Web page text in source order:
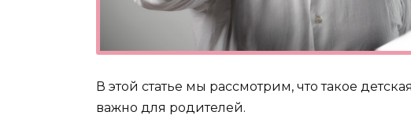
В этой статье мы рассмотрим, что такое
важно для родителей.